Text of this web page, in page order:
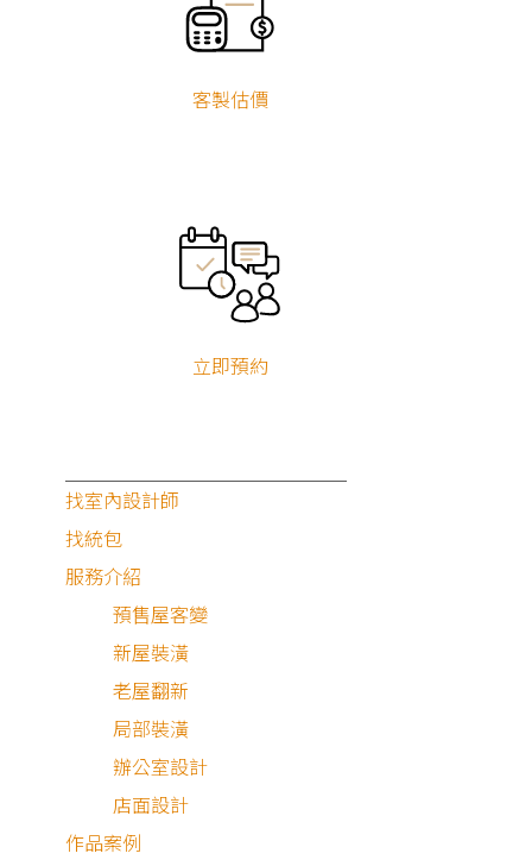
客製估價
立即預約
找室內設計師
找統包
服務介紹
預售屋客變
新屋裝潢
老屋翻新
局部裝潢
辦公室設計
店面設計
作品案例